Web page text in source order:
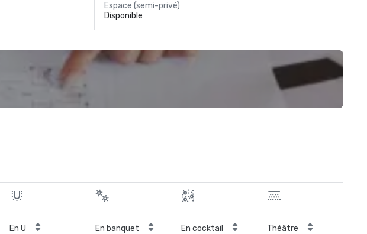
Espace (semi-privé)
Disponible
En U En banquet En cocktail Théâtre